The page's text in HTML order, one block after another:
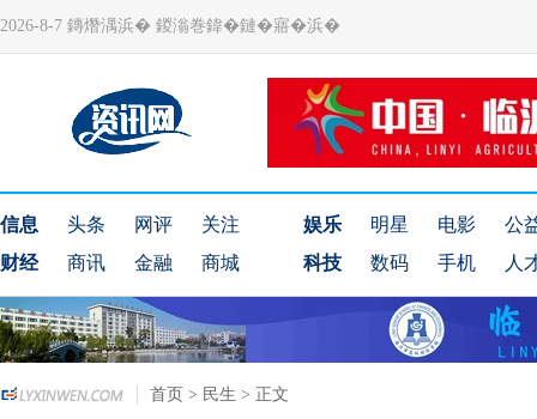
2026-8-7 鏄熸湡浜� 鍐滃巻鍏�鏈�寤�浜�
信息 头条 网评
关注
财经
商讯 金融 商城
娱乐 明星 电影
公
科技
数码 手机 人
首页 > 民生 > 正文